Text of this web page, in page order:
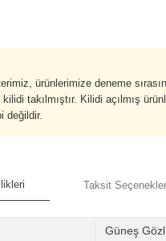
ürünlerimize deneme
takılmıştır. Kilidi açılmış
değildir.
Taksit
Güneş